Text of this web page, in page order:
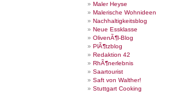
Maler Heyse
Malerische Wohnideen
Nachhaltigkeitsblog
Neue Essklasse
OlivenÃ¶l-Blog
PlÃ¶tzblog
Redaktion 42
RhÃ¶nerlebnis
Saartourist
Saft von Walther!
Stuttgart Cooking